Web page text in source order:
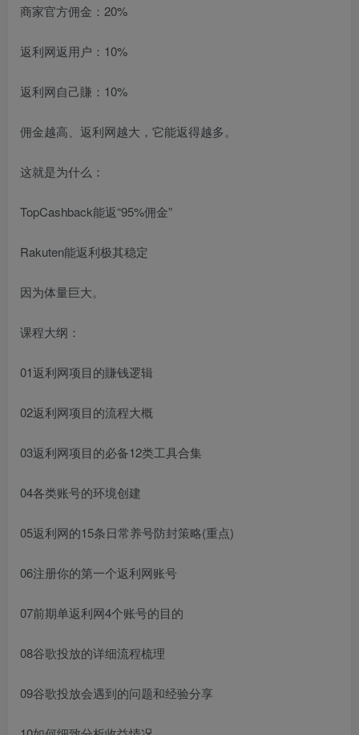
商家官方佣金：20%
返利网返用户：10%
返利网自己賺：10%
佣金越高、返利网越大，它能返得越多。
这就是为什么：
TopCashback能返“95%佣金”
Rakuten能返利极其稳定
因为体量巨大。
课程大纲：
01返利网项目的賺钱逻辑
02返利网项目的流程大概
03返利网项目的必备12类工具合集
04各类账号的环境创建
05返利网的15条日常养号防封策略(重点)
06注册你的第一个返利网账号
07前期单返利网4个账号的目的
08谷歌投放的详细流程梳理
09谷歌投放会遇到的问题和经验分享